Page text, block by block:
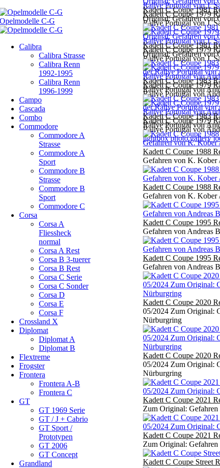
Calibra
Calibra Strasse
Calibra Renn
1992-1995
Calibra Renn
1996-1999
Campo
Cascada
Combo
Commodore
Commodore A
Strasse
Commodore A
Sport
Commodore B
Strasse
Commodore B
Sport
Commodore C
Corsa
Corsa A
Fliessheck
normal
Corsa A Rest
Corsa B 3-tuerer
Corsa B Rest
Corsa C Serie
Corsa C Sonder
Corsa D
Corsa E
Corsa F
Crossland X
Diplomat
Diplomat A
Diplomat B
Flextreme
Frogster
Frontera
Frontera A-B
Frontera C
GT
GT 1969 Serie
GT / J + Cabrio
GT Sport /
Prototypen
GT 2006
GT Concept
Grandland
Kadett C Coupe 1979
Rallye Portugal von J.
Kadett C Coupe 1979
Rallye Portugal von J.
Kadett C Coupe 1979
Rallye Portugal von
Kadett C Coupe 1979
Rallye Portugal von
lightbox photo gallery
Kadett C Coupe 1981
Original: Gefahren von
Kadett C Coupe 1981
Original: Gefahren von
Kadett C Coupe 1983
Rallye Portugal von
Kadett C Coupe 1983
Rallye Portugal von
Kadett C Coupe 1988
Gefahren von K. Kober
Kadett C Coupe 1988
Gefahren von K. Kober
Kadett C Coupe 1995
Gefahren von Andreas
Kadett C Coupe 1995
Gefahren von Andreas
Kadett C Coupe 2020
05/2024 Zum Original:
Nürburgring
Kadett C Coupe 2020
05/2024 Zum Original:
Nürburgring
Kadett C Coupe 2021
Zum Original:
Kadett C Coupe 2021
Zum Original:
Kadett C Coupe Street